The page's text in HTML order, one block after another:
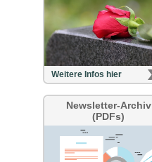
Weitere Infos hier
Newsletter-Archiv
(PDFs)